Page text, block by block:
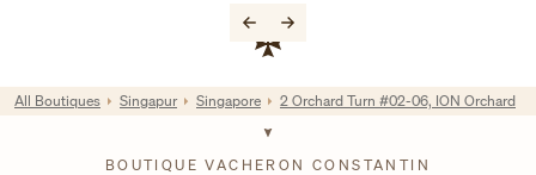
Enlace al sitio web corporativo
Return to Nav
BOUTIQUE VACHERON CONSTANTIN
All Boutiques Singapur Singapore 2 Orchard Turn #02-06, ION Orchard